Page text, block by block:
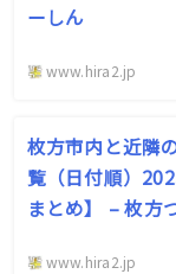
ーしん
www.hira2.jp
枚方市内と近隣
覧（日付順）
まとめ】 – 枚方
www.hira2.jp